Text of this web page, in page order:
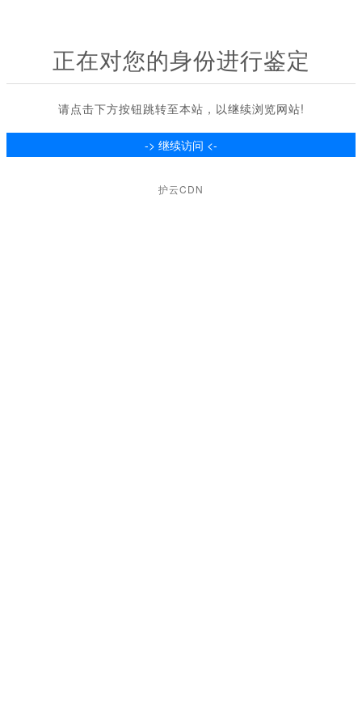
正在对您的身份进行鉴定
请点击下方按钮跳转至本站，以继续浏览网站!
护云CDN